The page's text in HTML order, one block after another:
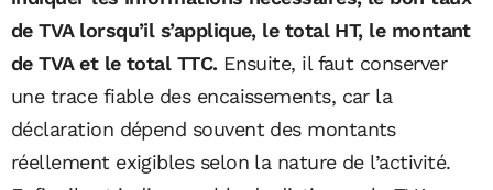
de TVA lorsqu’il s’applique, le total HT, le montant
de TVA et le total TTC. Ensuite, il faut conserver
une trace fiable des encaissements, car la
déclaration dépend souvent des montants
réellement exigibles selon la nature de l’activité.